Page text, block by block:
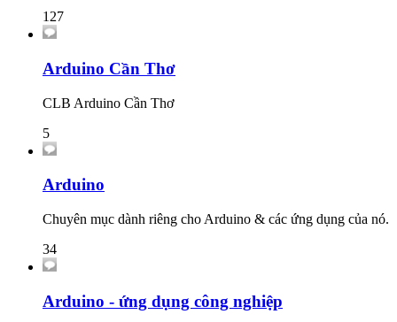
127
Arduino Cần Thơ
CLB Arduino Cần Thơ
5
Arduino
Chuyên mục dành riêng cho Arduino & các ứng dụng của nó.
34
Arduino - ứng dụng công nghiệp